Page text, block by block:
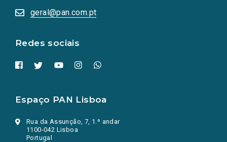
geral@pan.com.pt
Redes sociais
numa
nova
Espaço PAN Lisboa
Rua da Assunção, 7, 1.º andar
1100-042 Lisboa
Portugal